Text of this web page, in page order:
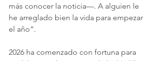
más conocer la noticia—. A alguien le
he arreglado bien la vida para empezar
el año”.
2026 ha comenzado con fortuna para